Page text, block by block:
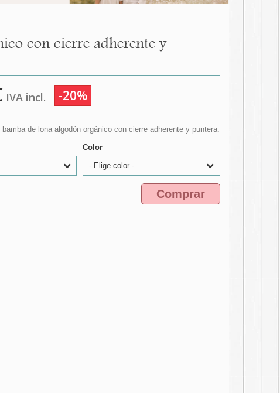
con cierre adherente y
IVA incl. -20%
de lona algodón orgánico con cierre adherente y puntera.
Color
- Elige color -
Comprar